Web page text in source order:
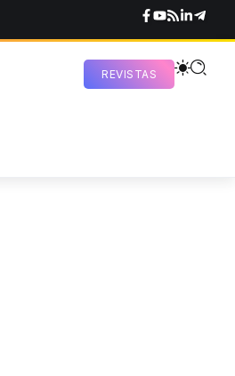
REVISTAS